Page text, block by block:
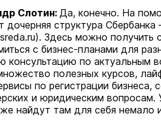
/ Lida
Слотин:Да, конечно. На
дочерняя структура
Здесь можно получить
с бизнес-планами для
консультацию по актуальным
полезных курсов,
по регистрации бизнеса,
и юридическим
найдут там для себя немало